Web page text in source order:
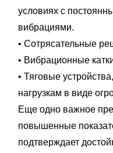
условиях с
вибрациями.
• Сотрясательные
• Вибрационные
• Тяговые
нагрузкам в виде
Еще одно важное
повышенные
подтверждает